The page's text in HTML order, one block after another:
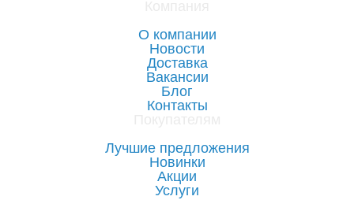
О компании
Новости
Доставка
Вакансии
Блог
Контакты
Лучшие предложения
Новинки
Акции
Услуги